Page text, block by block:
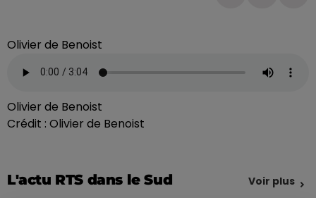
Olivier de Benoist
Olivier de Benoist
Crédit : Olivier de Benoist
L'actu RTS dans le Sud Voir plus